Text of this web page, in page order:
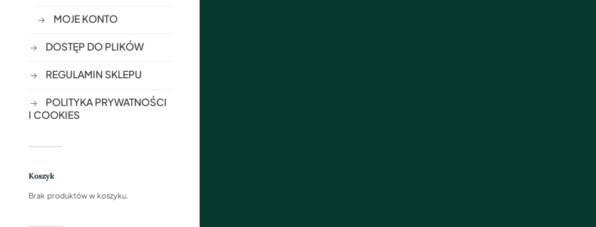
MOJE KONTO
DOSTĘP DO PLIKÓW
REGULAMIN SKLEPU
POLITYKA PRYWATNOŚCI
I COOKIES
Koszyk
Brak produktów w koszyku.